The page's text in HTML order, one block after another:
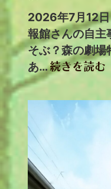
2026年7月12
報館さんの自主
そぶ？森の劇場
あ…続きを読む